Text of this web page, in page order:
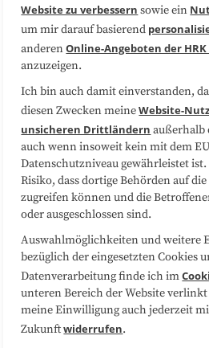
Datenschutzerklärung
Sitemap
Folgen Sie uns
Website zu verbessern sowie ein
um mir darauf basierend
anderenOnline-Angeboten der
anzuzeigen.
Ich bin auch damit einverstanden,
diesen Zwecken meineWebsite-
unsicheren Drittländern außerhalb
auch wenn insoweit kein mit dem
Datenschutzniveau gewährleistet ist.
Risiko, dass dortige Behörden auf
zugreifen können und die
oder ausgeschlossen sind.
Auswahlmöglichkeiten und weitere
bezüglich der eingesetzten Cookies
Datenverarbeitung finde ich im
unteren Bereich der Website
meine Einwilligung auch jederzeit
Zukunftwiderrufen.